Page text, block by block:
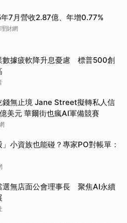
年7月營收2.87億、年增0.77%
財網
數據疲軟降升息憂慮 標普500創
錢無止境 Jane Street擬轉私人信
美元 華爾街也瘋AI軍備競賽
」小資族也能碰？專家PO對帳單：
選無店面公會理事長 聚焦AI永續